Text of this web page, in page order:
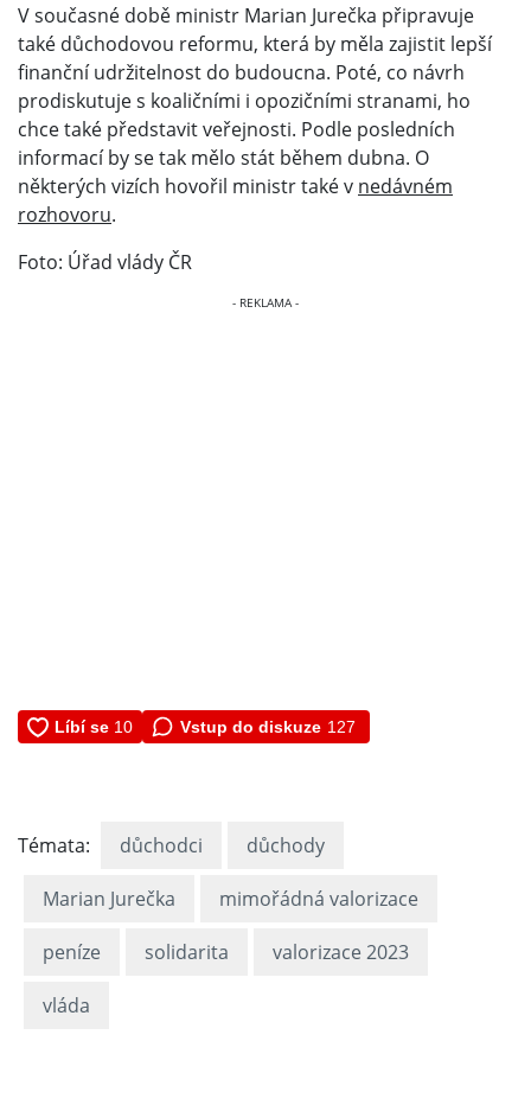
V současné době ministr Marian Jurečka připravuje
také důchodovou reformu, která by měla zajistit lepší
finanční udržitelnost do budoucna. Poté, co návrh
prodiskutuje s koaličními i opozičními stranami, ho
chce také představit veřejnosti. Podle posledních
informací by se tak mělo stát během dubna. O
některých vizích hovořil ministr také v nedávném
rozhovoru.
Foto: Úřad vlády ČR
Vstup do diskuze 127
Témata: důchodci důchody
Marian Jurečka mimořádná valorizace
peníze solidarita valorizace 2023
vláda